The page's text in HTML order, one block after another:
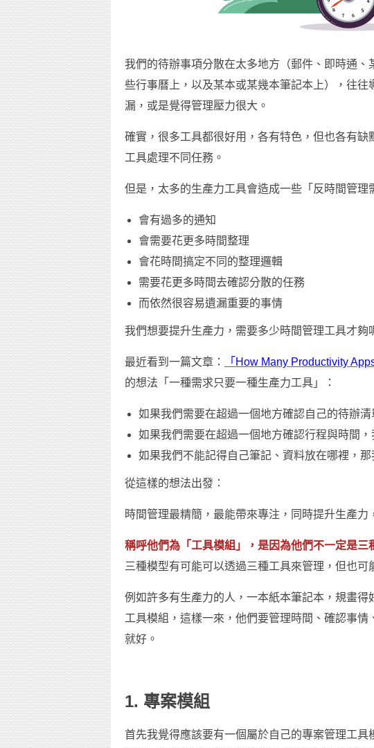
我們的待辦事項分散在太多地方（郵件、即時通
些行事曆上，以及某本或某幾本筆記本上），往
漏，或是覺得管理壓力很大。
確實，很多工具都很好用，各有特色，但也各有缺
工具處理不同任務。
但是，太多的生產力工具會造成一些「反時間管理
會有過多的通知
會需要花更多時間整理
會花時間搞定不同的整理邏輯
需要花更多時間去確認分散的任務
而依然很容易遺漏重要的事情
我們想要提升生產力，需要多少時間管理工具才夠
最近看到一篇文章： 「How Many Productivity
的想法「一種需求只要一種生產力工具」：
如果我們需要在超過一個地方確認自己的待辦
如果我們需要在超過一個地方確認行程與時間，
如果我們不能記得自己筆記、資料放在哪裡，
從這樣的想法出發：
時間管理最精簡，最能帶來專注，同時提升生產力
稱呼他們為「工具模組」，是因為他們不一定是三
三種模型有可能可以透過三種工具來管理，但也可
例如許多有生產力的人，一本紙本筆記本，規畫
工具模組，這樣一來，他們要管理時間、確認事
就好。
1. 專案模組
首先我覺得應該要有一個屬於自己的專案管理工